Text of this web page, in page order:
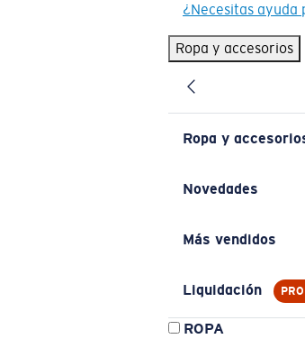
¿Necesitas ayuda
Ropa y accesorios
Ropa y
Novedades
Más vendidos
Liquidación
ROPA